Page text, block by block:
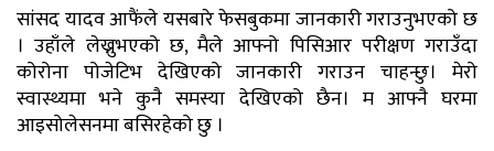
सांसद यादव आफैंले यसबारे फेसबुकमा जानकारी गराउनुभएको छ
। उहाँले लेख्नुभएको छ, मैले आफ्नो पिसिआर परीक्षण गराउँदा
कोरोना पोजेटिभ देखिएको जानकारी गराउन चाहन्छु। मेरो
स्वास्थ्यमा भने कुनै समस्या देखिएको छैन। म आफ्नै घरमा
आइसोलेसनमा बसिरहेको छु ।